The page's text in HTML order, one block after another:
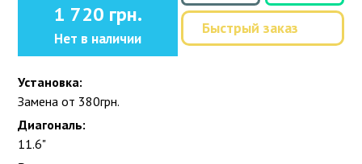
1 720 грн.
Нет в наличии
Быстрый заказ
Установка:
Замена от 380грн.
Диагональ:
11.6"